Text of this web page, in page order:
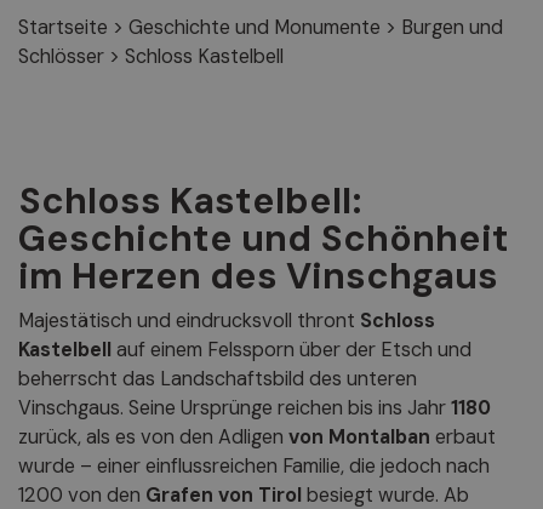
Startseite > Geschichte und Monumente > Burgen und
Schlösser > Schloss Kastelbell
Schloss Kastelbell:
Geschichte und Schönheit
im Herzen des Vinschgaus
Majestätisch und eindrucksvoll thront Schloss
Kastelbell auf einem Felssporn über der Etsch und
beherrscht das Landschaftsbild des unteren
Vinschgaus. Seine Ursprünge reichen bis ins Jahr1180
zurück, als es von den Adligen von Montalban erbaut
wurde – einer einflussreichen Familie, die jedoch nach
1200 von den Grafen von Tirol besiegt wurde. Ab